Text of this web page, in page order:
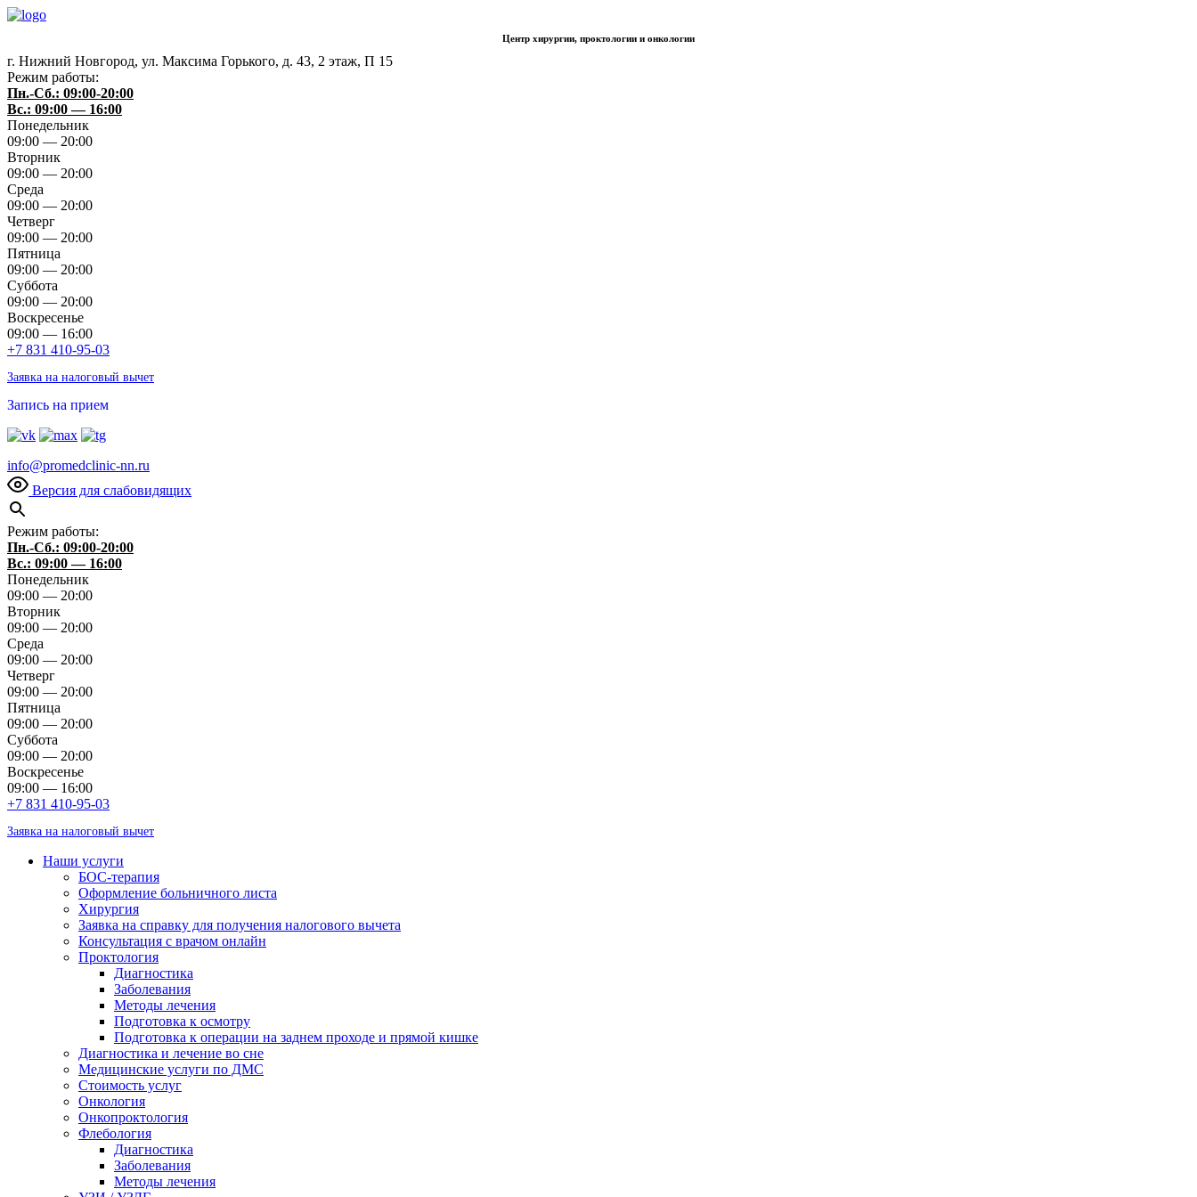
Центр хирургии, проктологии и онкологии
г. Нижний Новгород, ул. Максима Горького, д. 43, 2 этаж, П 15
Режим работы:
Пн.-Сб.: 09:00-20:00
Вс.: 09:00 — 16:00
Понедельник
09:00 — 20:00
Вторник
09:00 — 20:00
Среда
09:00 — 20:00
Четверг
09:00 — 20:00
Пятница
09:00 — 20:00
Суббота
09:00 — 20:00
Воскресенье
09:00 — 16:00
+7 831 410-95-03
Заявка на налоговый вычет
Запись на прием
info@promedclinic-nn.ru
Версия для слабовидящих
Режим работы:
Пн.-Сб.: 09:00-20:00
Вс.: 09:00 — 16:00
Понедельник
09:00 — 20:00
Вторник
09:00 — 20:00
Среда
09:00 — 20:00
Четверг
09:00 — 20:00
Пятница
09:00 — 20:00
Суббота
09:00 — 20:00
Воскресенье
09:00 — 16:00
+7 831 410-95-03
Заявка на налоговый вычет
Наши услуги
БОС-терапия
Оформление больничного листа
Хирургия
Заявка на справку для получения налогового вычета
Консультация с врачом онлайн
Проктология
Диагностика
Заболевания
Методы лечения
Подготовка к осмотру
Подготовка к операции на заднем проходе и прямой кишке
Диагностика и лечение во сне
Медицинские услуги по ДМС
Стоимость услуг
Онкология
Онкопроктология
Флебология
Диагностика
Заболевания
Методы лечения